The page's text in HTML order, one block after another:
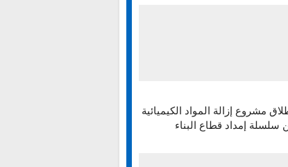
مشروع إزالة المواد الكيميائية
إمداد قطاع البناء